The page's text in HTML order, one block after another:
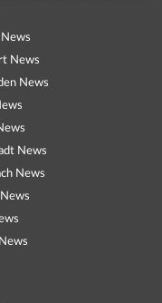
News
News
News
News